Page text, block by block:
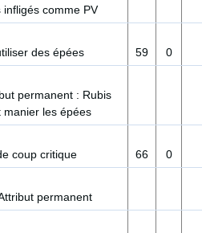
comme PV
des épées 59 0
permanent : Rubis
les épées
coup critique 66 0
permanent